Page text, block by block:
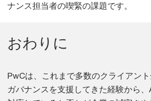
ナンス担当者の喫緊の課題です。
おわりに
PwCは、これまで多数のクライアン
ガバナンスを支援してきた経験から